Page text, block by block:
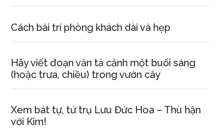
Cách bài trí phòng khách dài và hẹp
Hãy viết đoạn văn tả cảnh một buổi sáng
(hoặc trưa, chiều) trong vườn cây
Xem bát tự, tứ trụ Lưu Đức Hoa – Thù hận
với Kim!